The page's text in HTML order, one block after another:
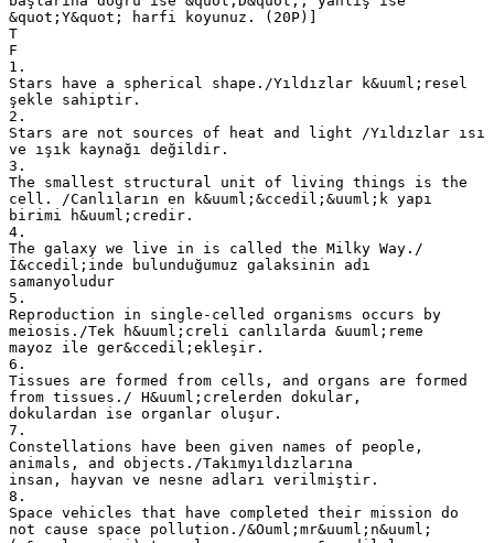
&quot;Y&quot; harfi koyunuz. (20P)]
T
F
1.
Stars have a spherical shape./Yıldızlar k&uuml;resel
şekle sahiptir.
2.
Stars are not sources of heat and light /Yıldızlar ısı
ve ışık kaynağı değildir.
3.
The smallest structural unit of living things is the
cell. /Canlıların en k&uuml;&ccedil;&uuml;k yapı
birimi h&uuml;credir.
4.
The galaxy we live in is called the Milky Way./
İ&ccedil;inde bulunduğumuz galaksinin adı
samanyoludur
5.
Reproduction in single-celled organisms occurs by
meiosis./Tek h&uuml;creli canlılarda &uuml;reme
mayoz ile ger&ccedil;ekleşir.
6.
Tissues are formed from cells, and organs are formed
from tissues./ H&uuml;crelerden dokular,
dokulardan ise organlar oluşur.
7.
Constellations have been given names of people,
animals, and objects./Takımyıldızlarına
insan, hayvan ve nesne adları verilmiştir.
8.
Space vehicles that have completed their mission do
not cause space pollution./&Ouml;mr&uuml;n&uuml;